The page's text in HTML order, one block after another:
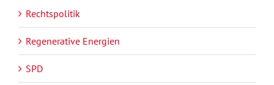
Rechtspolitik
Regenerative Energien
SPD